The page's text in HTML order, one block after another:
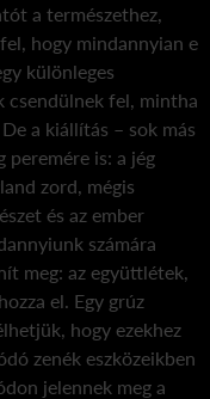
a természethez,
hogy mindannyian e
különleges
csendülnek fel, mintha
a kiállítás – sok más
peremére is: a jég
zord, mégis
és az ember
számára
meg: az együttlétek,
el. Egy grúz
hogy ezekhez
zenék eszközeikben
jelennek meg a